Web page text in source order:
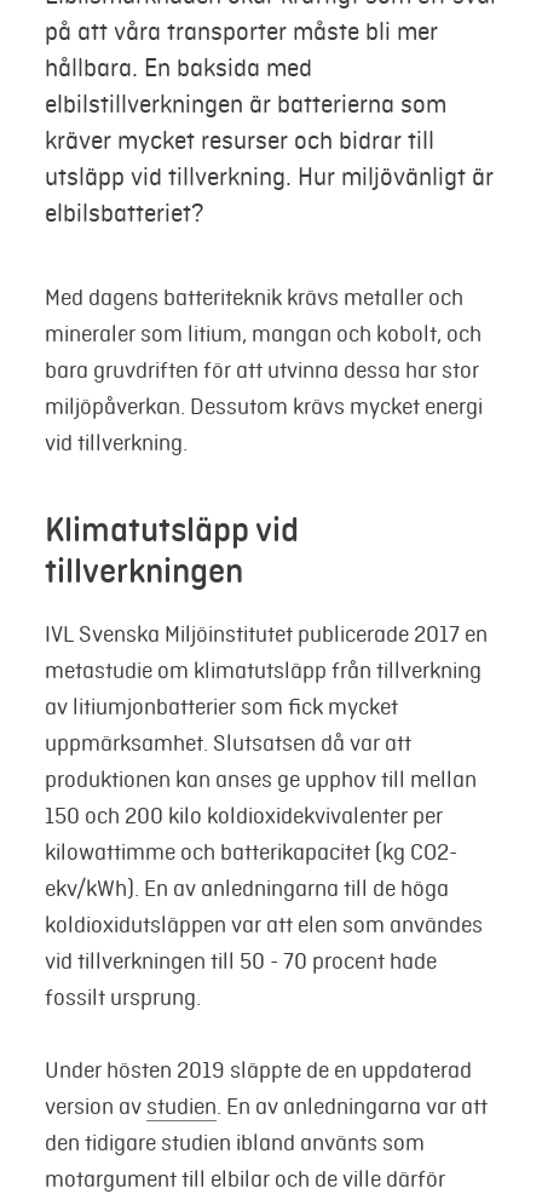
Mina sidor
på att våra transporter måste bli mer
hållbara. En baksida med
elbilstillverkningen är batterierna som
kräver mycket resurser och bidrar till
utsläpp vid tillverkning. Hur miljövänligt är
elbilsbatteriet?
Med dagens batteriteknik krävs metaller och
mineraler som litium, mangan och kobolt, och
bara gruvdriften för att utvinna dessa har stor
miljöpåverkan. Dessutom krävs mycket energi
vid tillverkning.
Klimatutsläpp vid
tillverkningen
IVL Svenska Miljöinstitutet publicerade 2017 en
metastudie om klimatutsläpp från tillverkning
av litiumjonbatterier som fick mycket
uppmärksamhet. Slutsatsen då var att
produktionen kan anses ge upphov till mellan
150 och 200 kilo koldioxidekvivalenter per
kilowattimme och batterikapacitet (kg CO2-
ekv/kWh). En av anledningarna till de höga
koldioxidutsläppen var att elen som användes
vid tillverkningen till 50 - 70 procent hade
fossilt ursprung.
Under hösten 2019 släppte de en uppdaterad
version av studien. En av anledningarna var att
den tidigare studien ibland använts som
motargument till elbilar och de ville därför